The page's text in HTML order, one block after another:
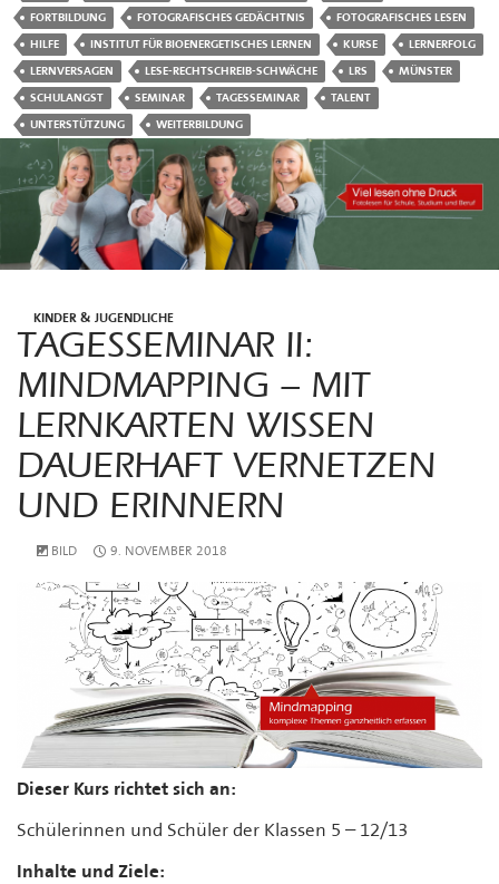
FORTBILDUNG FOTOGRAFISCHES GEDÄCHTNIS
FOTOGRAFISCHES LESEN
HILFE
INSTITUT FÜR BIOENERGETISCHES LERNEN KURSE
LERNERFOLG
LERNVERSAGEN
LESE-RECHTSCHREIB-SCHWÄCHE LRS
MÜNSTER
SCHULANGST
SEMINAR TAGESSEMINAR
TALENT
UNTERSTÜTZUNG
WEITERBILDUNG
KINDER & JUGENDLICHE
TAGESSEMINAR II:
MINDMAPPING – MIT
LERNKARTEN WISSEN
DAUERHAFT VERNETZEN
UND ERINNERN
BILD 9. NOVEMBER 2018
Dieser Kurs richtet sich an:
Schülerinnen und Schüler der Klassen 5 – 12/13
Inhalte und Ziele: